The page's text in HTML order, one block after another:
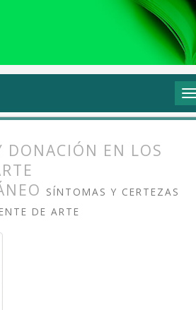
5 Núm. 2 (2017): Los circuitos del
DONACIÓN EN LOS
SÍNTOMAS Y CERTEZAS
DE ARTE